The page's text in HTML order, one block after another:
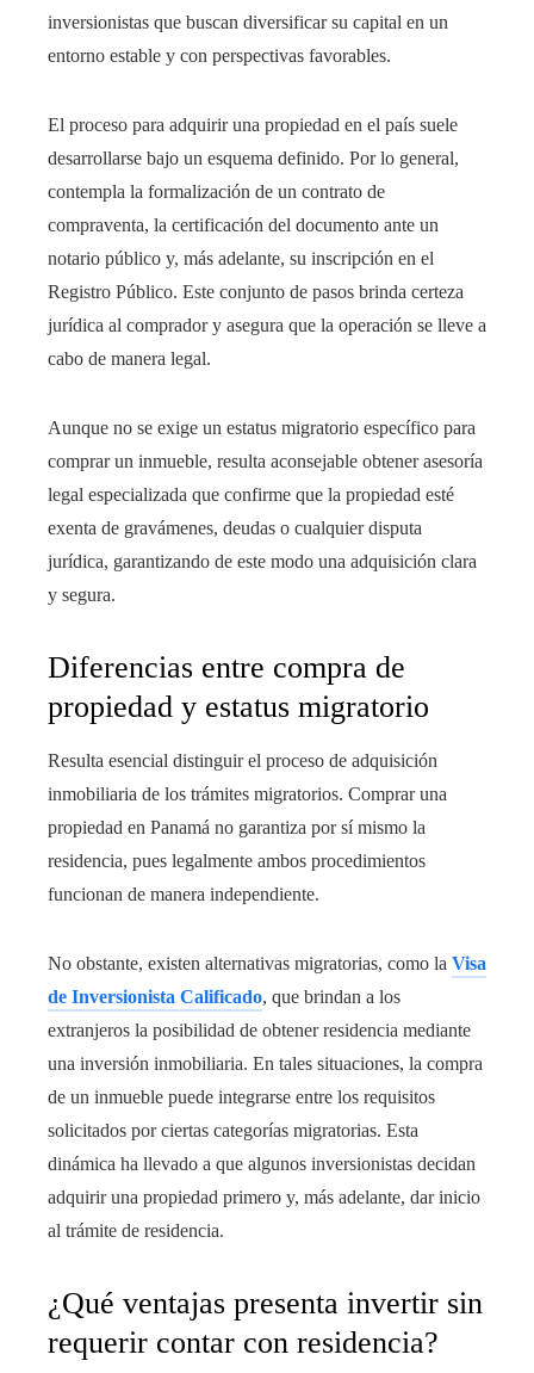
inversionistas que buscan diversificar su capital en un
entorno estable y con perspectivas favorables.
El proceso para adquirir una propiedad en el país suele
desarrollarse bajo un esquema definido. Por lo general,
contempla la formalización de un contrato de
compraventa, la certificación del documento ante un
notario público y, más adelante, su inscripción en el
Registro Público. Este conjunto de pasos brinda certeza
jurídica al comprador y asegura que la operación se lleve a
cabo de manera legal.
Aunque no se exige un estatus migratorio específico para
comprar un inmueble, resulta aconsejable obtener asesoría
legal especializada que confirme que la propiedad esté
exenta de gravámenes, deudas o cualquier disputa
jurídica, garantizando de este modo una adquisición clara
y segura.
Diferencias entre compra de
propiedad y estatus migratorio
Resulta esencial distinguir el proceso de adquisición
inmobiliaria de los trámites migratorios. Comprar una
propiedad en Panamá no garantiza por sí mismo la
residencia, pues legalmente ambos procedimientos
funcionan de manera independiente.
No obstante, existen alternativas migratorias, como la Visa
de Inversionista Calificado, que brindan a los
extranjeros la posibilidad de obtener residencia mediante
una inversión inmobiliaria. En tales situaciones, la compra
de un inmueble puede integrarse entre los requisitos
solicitados por ciertas categorías migratorias. Esta
dinámica ha llevado a que algunos inversionistas decidan
adquirir una propiedad primero y, más adelante, dar inicio
al trámite de residencia.
¿Qué ventajas presenta invertir sin
requerir contar con residencia?